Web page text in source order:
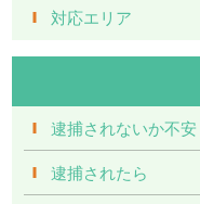
対応エリア
逮捕されないか不安
逮捕されたら